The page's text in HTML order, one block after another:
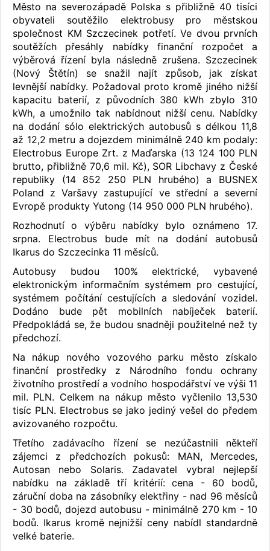
Město na severozápadě Polska s přibližně 40 tisíci
obyvateli soutěžilo elektrobusy pro městskou
společnost KM Szczecinek potřetí. Ve dvou prvních
soutěžích přesáhly nabídky finanční rozpočet a
výběrová řízení byla následně zrušena. Szczecinek
(Nový Štětín) se snažil najít způsob, jak získat
levnější nabídky. Požadoval proto kromě jiného nižší
kapacitu baterií, z původních 380 kWh zbylo 310
kWh, a umožnilo tak nabídnout nižší cenu. Nabídky
na dodání sólo elektrických autobusů s délkou 11,8
až 12,2 metru a dojezdem minimálně 240 km podaly:
Electrobus Europe Zrt. z Maďarska (13 124 100 PLN
brutto, přibližně 70,6 mil. Kč), SOR Libchavy z České
republiky (14 852 250 PLN hrubého) a BUSNEX
Poland z Varšavy zastupující ve střední a severní
Evropě produkty Yutong (14 950 000 PLN hrubého).
Rozhodnutí o výběru nabídky bylo oznámeno 17.
srpna. Electrobus bude mít na dodání autobusů
Ikarus do Szczecinka 11 měsíců.
Autobusy budou 100% elektrické, vybavené
elektronickým informačním systémem pro cestující,
systémem počítání cestujících a sledování vozidel.
Dodáno bude pět mobilních nabíječek baterií.
Předpokládá se, že budou snadněji použitelné než ty
předchozí.
Na nákup nového vozového parku město získalo
finanční prostředky z Národního fondu ochrany
životního prostředí a vodního hospodářství ve výši 11
mil. PLN. Celkem na nákup město vyčlenilo 13,530
tisíc PLN. Electrobus se jako jediný vešel do předem
avizovaného rozpočtu.
Třetího zadávacího řízení se nezúčastnili někteří
zájemci z předchozích pokusů: MAN, Mercedes,
Autosan nebo Solaris. Zadavatel vybral nejlepší
nabídku na základě tří kritérií: cena - 60 bodů,
záruční doba na zásobníky elektřiny - nad 96 měsíců
- 30 bodů, dojezd autobusu - minimálně 270 km - 10
bodů. Ikarus kromě nejnižší ceny nabídl standardně
velké baterie.